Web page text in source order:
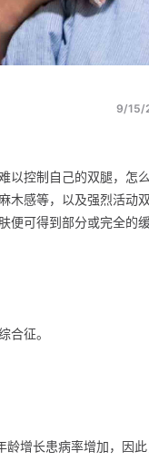
9/15/
以控制自己的双腿，怎
木感等，以及强烈活动
便可得到部分或完全的
合征。
龄增长患病率增加，因